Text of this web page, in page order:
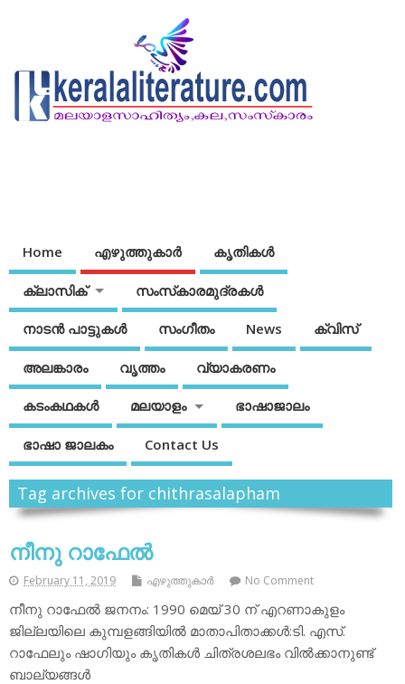
Home എഴുത്തുകാര്‍ കൃതികൾ
ക്ലാസിക് സംസ്‌കാരമുദ്രകള്‍
നാടന്‍ പാട്ടുകള്‍ സംഗീതം News ക്വിസ്
അലങ്കാരം വൃത്തം വ്യാകരണം
കടംകഥകള്‍ മലയാളം ഭാഷാജാലം
ഭാഷാ ജാലകം Contact Us
Tag archives for chithrasalapham
നീനു റാഫേല്‍
February 11, 2019 എഴുത്തുകാര്‍ No Comment
നീനു റാഫേല്‍ ജനനം: 1990 മെയ് 30 ന് എറണാകുളം
ജില്ലയിലെ കുമ്പളങ്ങിയില്‍ മാതാപിതാക്കള്‍:ടി. എസ്.
റാഫേലും ഷാഗിയും കൃതികള്‍ ചിത്രശലഭം വില്‍ക്കാനുണ്ട്
ബാല്യങ്ങള്‍